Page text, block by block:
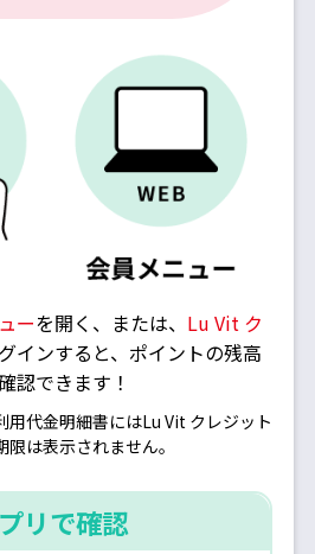
ーを開く、または、 Lu Vit ク
インすると、ポイントの残高
認できます！
代金明細書にはLu Vit クレジット
は表示されません。
リで確認